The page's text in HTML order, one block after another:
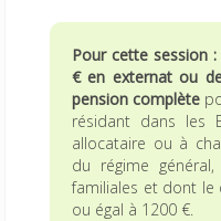
Pour cette session
€ en externat ou
pension complète
résidant dans les
allocataire ou à
du régime
familiales et dont le
ou égal à 1200 €.